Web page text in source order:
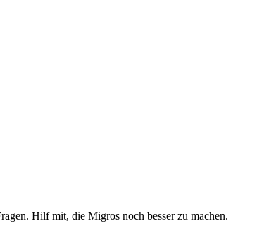
Hilf mit, die Migros noch besser zu machen.